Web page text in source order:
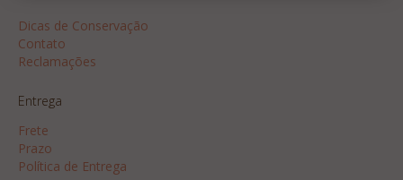
Dicas de Conservação
Contato
Reclamações
Entrega
Frete
Prazo
Política de Entrega